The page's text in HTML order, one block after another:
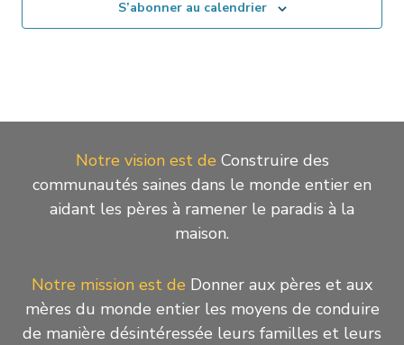
S’abonner au calendrier
Notre vision est de Construire des
communautés saines dans le monde entier en
aidant les pères à ramener le paradis à la
maison.
Notre mission est de Donner aux pères et aux
mères du monde entier les moyens de conduire
de manière désintéressée leurs familles et leurs